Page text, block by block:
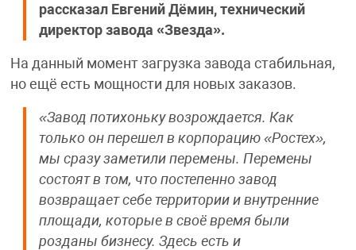
рассказал Евгений Дёмин, технический
директор завода «Звезда».
На данный момент загрузка завода стабильная,
но ещё есть мощности для новых заказов.
«Завод потихоньку возрождается. Как
только он перешел в корпорацию «Ростех»,
мы сразу заметили перемены. Перемены
состоят в том, что постепенно завод
возвращает себе территории и внутренние
площади, которые в своё время были
розданы бизнесу. Здесь есть и